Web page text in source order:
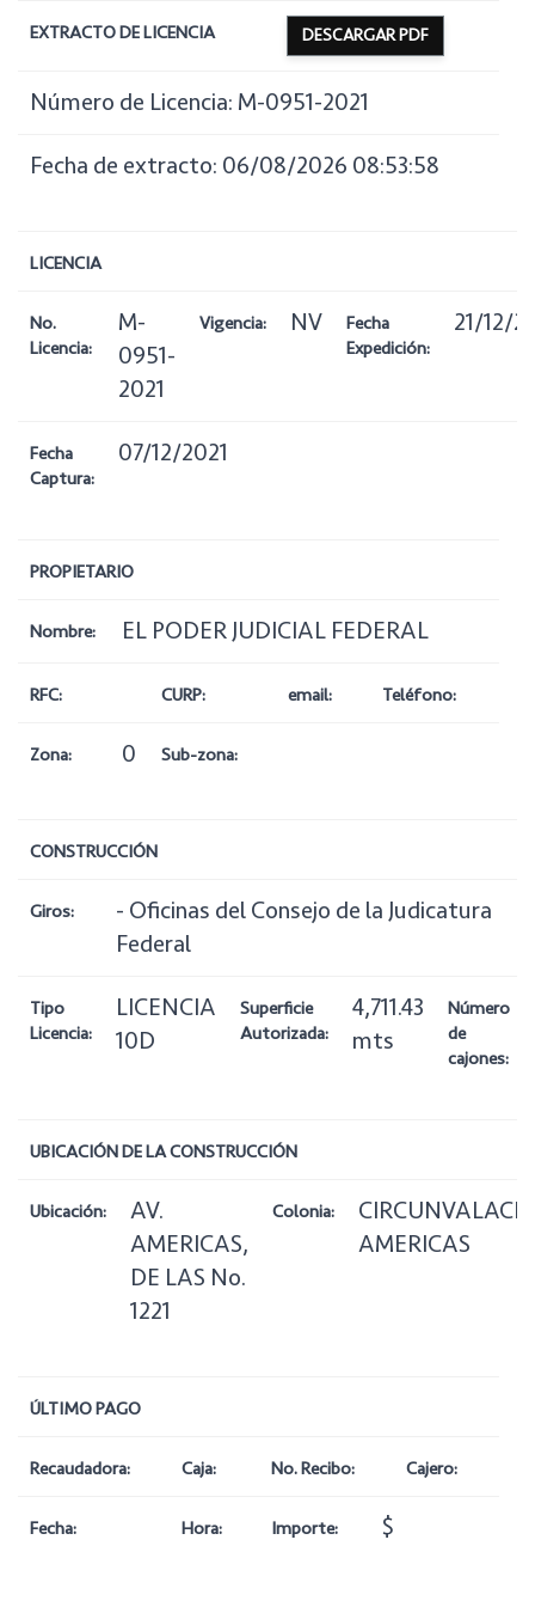
EXTRACTO DE LICENCIA DESCARGAR PDF
Número de Licencia: M-0951-2021
Fecha de extracto: 06/08/2026 08:53:58
LICENCIA
No.
Licencia:
M-
0951-
2021
Vigencia: NV
Fecha
Expedición:
21/12/
Fecha
Captura:
07/12/2021
PROPIETARIO
Nombre: EL PODER JUDICIAL FEDERAL
RFC: CURP: email: Teléfono:
Zona: 0 Sub-zona:
CONSTRUCCIÓN
Giros:
- Oficinas del Consejo de la Judicatura
Federal
Tipo
Licencia:
LICENCIA
10D
Superficie
Autorizada:
4,711.43
mts
Número
de
cajones:
UBICACIÓN DE LA CONSTRUCCIÓN
Ubicación:
AV.
AMERICAS,
DE LAS No.
1221
Colonia:
AMERICAS
ÚLTIMO PAGO
Recaudadora: Caja: No. Recibo: Cajero:
Fecha: Hora: Importe: $